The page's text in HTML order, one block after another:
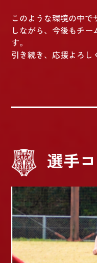
このような環境の中
しながら、今後もチ
す。
引き続き、応援よろし
選手